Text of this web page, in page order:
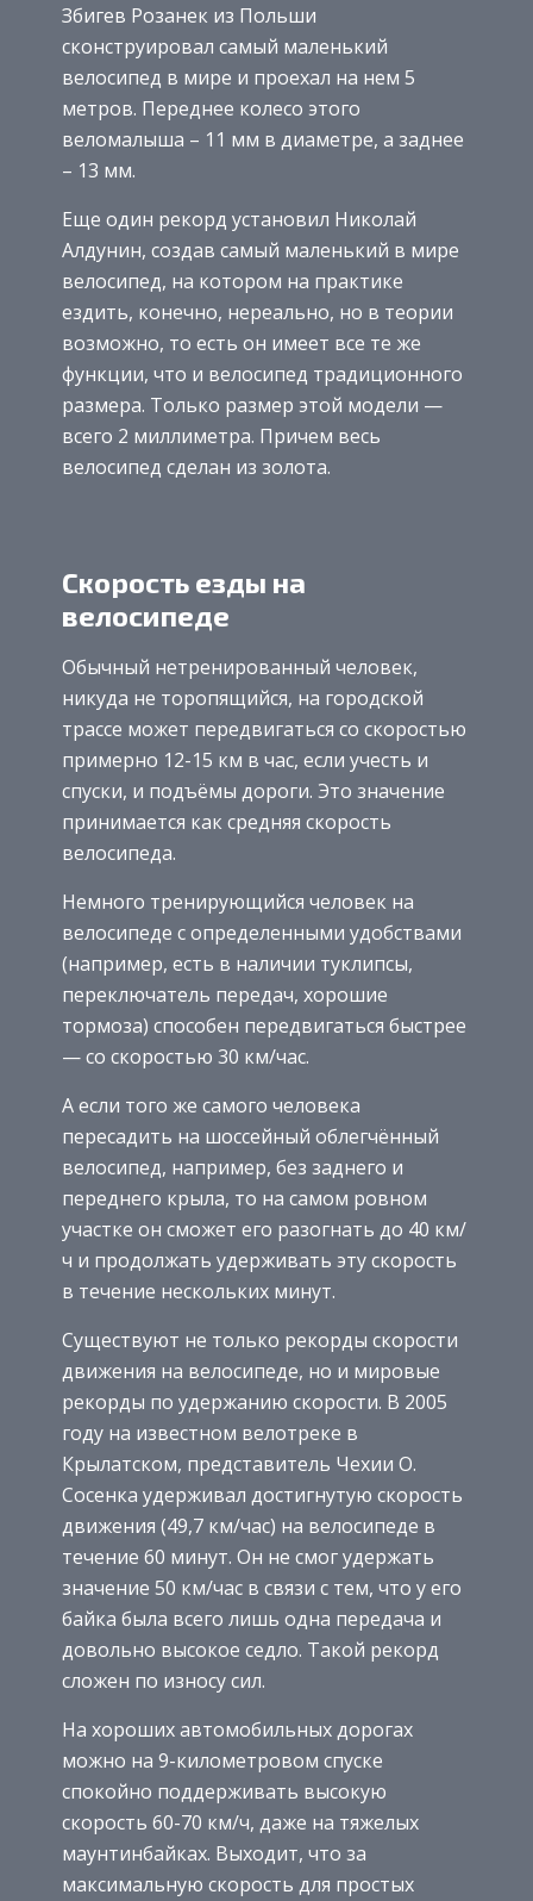
Збигев Розанек из Польши
сконструировал самый маленький
велосипед в мире и проехал на нем 5
метров. Переднее колесо этого
веломалыша – 11 мм в диаметре, а заднее
– 13 мм.
Еще один рекорд установил Николай
Алдунин, создав самый маленький в мире
велосипед, на котором на практике
ездить, конечно, нереально, но в теории
возможно, то есть он имеет все те же
функции, что и велосипед традиционного
размера. Только размер этой модели —
всего 2 миллиметра. Причем весь
велосипед сделан из золота.
Скорость езды на
велосипеде
Обычный нетренированный человек,
никуда не торопящийся, на городской
трассе может передвигаться со скоростью
примерно 12-15 км в час, если учесть и
спуски, и подъёмы дороги. Это значение
принимается как средняя скорость
велосипеда.
Немного тренирующийся человек на
велосипеде с определенными удобствами
(например, есть в наличии туклипсы,
переключатель передач, хорошие
тормоза) способен передвигаться быстрее
— со скоростью 30 км/час.
А если того же самого человека
пересадить на шоссейный облегчённый
велосипед, например, без заднего и
переднего крыла, то на самом ровном
участке он сможет его разогнать до 40 км/
ч и продолжать удерживать эту скорость
в течение нескольких минут.
Существуют не только рекорды скорости
движения на велосипеде, но и мировые
рекорды по удержанию скорости. В 2005
году на известном велотреке в
Крылатском, представитель Чехии О.
Сосенка удерживал достигнутую скорость
движения (49,7 км/час) на велосипеде в
течение 60 минут. Он не смог удержать
значение 50 км/час в связи с тем, что у его
байка была всего лишь одна передача и
довольно высокое седло. Такой рекорд
сложен по износу сил.
На хороших автомобильных дорогах
можно на 9-километровом спуске
спокойно поддерживать высокую
скорость 60-70 км/ч, даже на тяжелых
маунтинбайках. Выходит, что за
максимальную скорость для простых